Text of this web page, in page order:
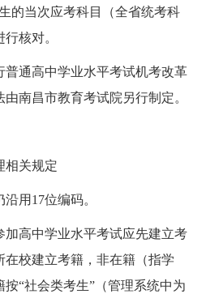
的当次应考科目（全省统考科
核对。
普通高中学业水平考试机考改革
南昌市教育考试院另行制定。
相关规定
用17位编码。
加高中学业水平考试应先建立考
在校建立考籍，非在籍（指学
“社会类考生”（管理系统中为